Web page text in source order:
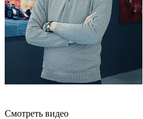
Смотреть видео